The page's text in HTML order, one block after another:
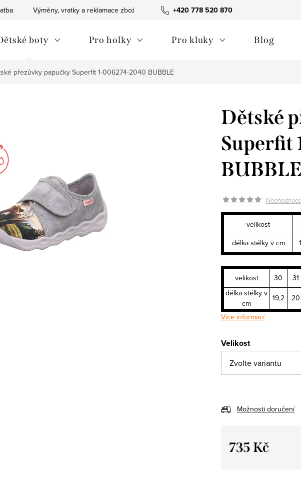
+420 778 520 870
Výměny, vratky a reklamace zboží Obchodní podmínky
boty Pro holky Pro kluky Blog
přezůvky papučky Superfit 1-006274-2040 BUBBLE
Dětské
Superfit
BUBBLE
velikost
délka stélky v cm
velikost 30 31
délka stélky v
cm
19,2 20
Více informací
Velikost
Možnosti doručení
735 Kč